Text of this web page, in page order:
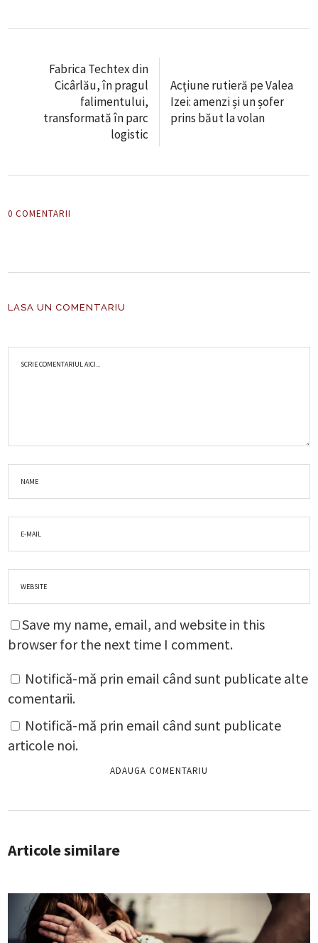
Fabrica Techtex din
Cicârlău, în pragul
falimentului,
transformată în parc
logistic
Acțiune rutieră pe Valea
Izei: amenzi și un șofer
prins băut la volan
0 COMENTARII
LASA UN COMENTARIU
Save my name, email, and website in this
browser for the next time I comment.
Notifică-mă prin email când sunt publicate alte
comentarii.
Notifică-mă prin email când sunt publicate
articole noi.
Articole similare